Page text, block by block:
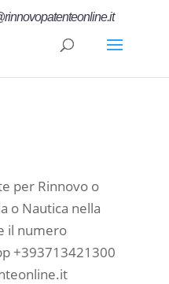
per Rinnovo o
o Nautica nella
il numero
+393713421300